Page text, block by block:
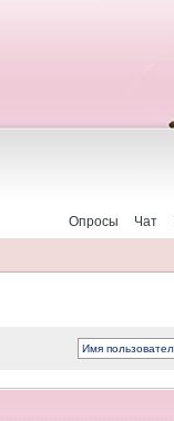
Чат
Опросы